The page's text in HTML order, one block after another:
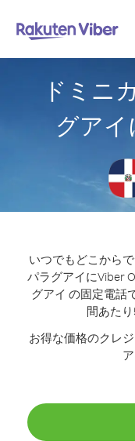
ドミニ
グア
いつでもどこから
パラグアイにViber
グアイ の固定電話
間あたり
お得な価格のクレ